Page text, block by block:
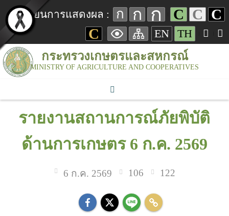
เปลี่ยนการแสดงผล : ก ก ก C C C
C
EN TH
กระทรวงเกษตรและสหกรณ์
MINISTRY OF AGRICULTURE AND COOPERATIVES
รายงานสถานการณ์ภัยพิบัติ
ด้านการเกษตร 6 ก.ค. 2569
6 ก.ค. 2569 106 122